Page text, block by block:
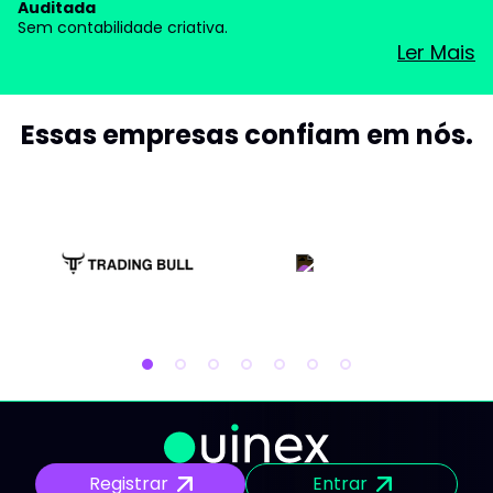
Auditada
Sem contabilidade criativa.
Ler Mais
Essas empresas confiam em nós.
Registrar Entrar